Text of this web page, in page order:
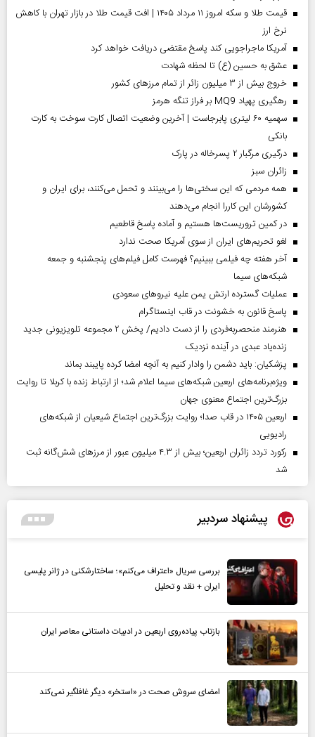
قیمت طلا و سکه امروز ۱۱ مرداد ۱۴۰۵ | افت قیمت طلا در بازار تهران با کاهش
نرخ ارز
آمریکا ماجراجویی کند پاسخ مقتضی دریافت خواهد کرد
عشق به حسین (ع) تا لحظه شهادت
خروج بیش از ۳ میلیون زائر از تمام مرز‌های کشور
رهگیری پهپاد MQ9 بر فراز تنگه هرمز
سهمیه ۶۰ لیتری پابرجاست | آخرین وضعیت اتصال کارت سوخت به کارت
بانکی
درگیری مرگبار ۲ پسرخاله در پارک
‌زائران سبز
همه مردمی که این سختی‌ها را می‌بینند و تحمل می‌کنند، برای ایران و
کشورشان این کاررا انجام می‌دهند
در کمین تروریست‌ها هستیم و آماده پاسخ قاطعیم
لغو تحریم‌های ایران از سوی آمریکا صحت ندارد
آخر هفته چه فیلمی ببینیم؟ فهرست کامل فیلم‌های پنجشنبه و جمعه
شبکه‌های سیما
عملیات گسترده ارتش یمن علیه نیروهای سعودی
پاسخ قانون به خشونت در قاب اینستاگرام
هنرمند منحصر‌به‌فردی را از دست دادیم/ پخش ۲ مجموعه تلویزیونی جدید
زنده‌یاد عبدی در آینده نزدیک
پزشکیان: باید دشمن را وادار کنیم به آنچه امضا کرده پایبند بماند
ویژه‌برنامه‌های اربعین شبکه‌های سیما اعلام شد؛ از ارتباط زنده با کربلا تا روایت
بزرگ‌ترین اجتماع معنوی جهان
اربعین ۱۴۰۵ در قاب صدا؛ روایت بزرگ‌ترین اجتماع شیعیان از شبکه‌های
رادیویی
رکورد تردد زائران اربعین؛ بیش از ۴.۳ میلیون عبور از مرزهای شش‌گانه ثبت
شد
پیشنهاد سردبیر
بررسی سریال «اعتراف می‌کنم»؛ ساختارشکنی در ژانر پلیسی
ایران + نقد و تحلیل
بازتاب پیاده‌روی اربعین در ادبیات داستانی معاصر ایران
امضای سروش صحت در «استخر» دیگر غافلگیر نمی‌کند